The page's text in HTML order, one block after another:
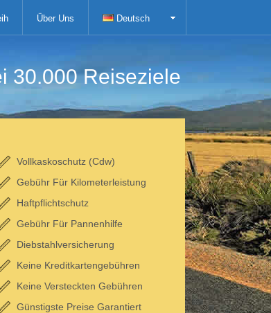
Über Uns Deutsch
30.000 Reiseziele
Vollkaskoschutz (Cdw)
Gebühr Für Kilometerleistung
Haftpflichtschutz
Gebühr Für Pannenhilfe
Diebstahlversicherung
Keine Kreditkartengebühren
Keine Versteckten Gebühren
Günstigste Preise Garantiert